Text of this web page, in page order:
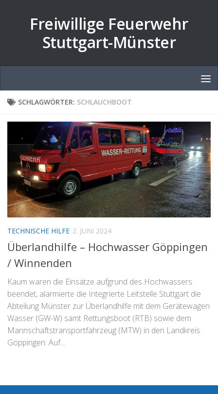
Freiwillige Feuerwehr
Stuttgart-Münster
SCHLAGWÖRTER: SCHLAUCHBOOT
TECHNISCHE HILFE 2. JUNI 2024
Überlandhilfe – Hochwasser Göppingen
/ Winnenden
Kaum waren die Einsätze aufgrund des Hochwassers
beendet, alarmierte die Integrierte Leitstelle Stuttgart die
Abteilung Münster zur Überlandhilfe mit dem Gerätewagen
Wasser (GW-W) samt Rettungsboot (RTB) sowie dem
Mannschaftstransportfahrzeug (MTW) in den Landkreis
Göppingen. Auf...